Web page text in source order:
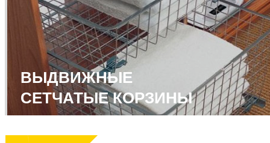
ВЫДВИЖНЫЕ
СЕТЧАТЫЕ КОРЗИНЫ